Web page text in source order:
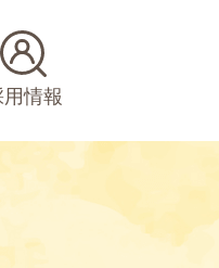
用情報